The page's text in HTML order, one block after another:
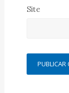
Site